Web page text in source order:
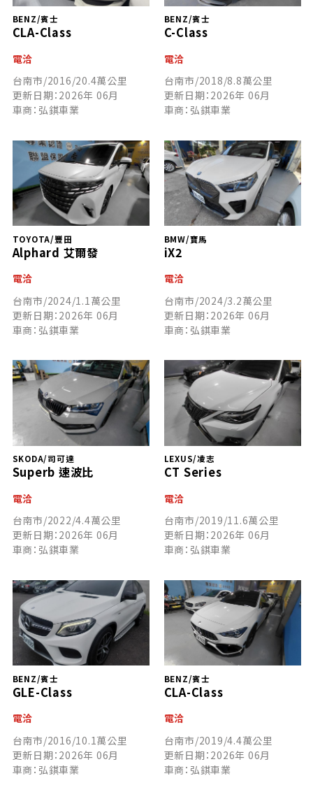
BENZ/賓士
CLA-Class
電洽
台南市/2016/20.4萬公里
更新日期：2026年 06月
車商：弘錤車業
BENZ/賓士
C-Class
電洽
台南市/2018/8.8萬公里
更新日期：2026年 06月
車商：弘錤車業
TOYOTA/豐田
Alphard 艾爾發
電洽
台南市/2024/1.1萬公里
更新日期：2026年 06月
車商：弘錤車業
BMW/寶馬
iX2
電洽
台南市/2024/3.2萬公里
更新日期：2026年 06月
車商：弘錤車業
SKODA/司可達
Superb 速波比
電洽
台南市/2022/4.4萬公里
更新日期：2026年 06月
車商：弘錤車業
LEXUS/凌志
CT Series
電洽
台南市/2019/11.6萬公里
更新日期：2026年 06月
車商：弘錤車業
BENZ/賓士
GLE-Class
電洽
台南市/2016/10.1萬公里
更新日期：2026年 06月
車商：弘錤車業
BENZ/賓士
CLA-Class
電洽
台南市/2019/4.4萬公里
更新日期：2026年 06月
車商：弘錤車業